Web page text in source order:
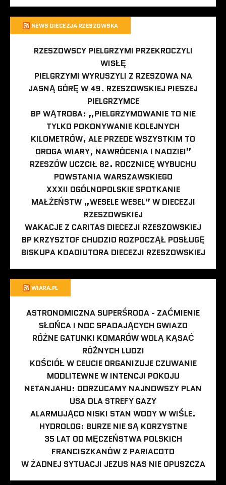
NEWS DIECEZJA RZESZOWSKA
RZESZOWSCY PIELGRZYMI PRZEKROCZYLI
WISŁĘ
PIELGRZYMI WYRUSZYLI Z RZESZOWA NA
JASNĄ GÓRĘ W 49. RZESZOWSKIEJ PIESZEJ
PIELGRZYMCE
BP WĄTROBA: „PIELGRZYMOWANIE TO NIE
TYLKO POKONYWANIE KOLEJNYCH
KILOMETRÓW, ALE PRZEDE WSZYSTKIM TO
DROGA WIARY, NAWRÓCENIA I NADZIEI”
RZESZÓW UCZCIŁ 82. ROCZNICĘ WYBUCHU
POWSTANIA WARSZAWSKIEGO
XXXII OGÓLNOPOLSKIE SPOTKANIE
MAŁŻEŃSTW „WESELE WESEL” W DIECEZJI
RZESZOWSKIEJ
WAKACJE Z CARITAS DIECEZJI RZESZOWSKIEJ
BP KRZYSZTOF CHUDZIO ROZPOCZĄŁ POSŁUGĘ
BISKUPA KOADIUTORA DIECEZJI RZESZOWSKIEJ
WIARA.PL
ASTRONOMICZNA SUPERŚRODA - ZAĆMIENIE
SŁOŃCA I NOC SPADAJĄCYCH GWIAZD
RÓŻNE GATUNKI KOMARÓW WOLĄ KĄSAĆ
RÓŻNYCH LUDZI
KOŚCIÓŁ W CEUCIE ORGANIZUJE CZUWANIE
MODLITEWNE W INTENCJI POKOJU
NETANJAHU: ODRZUCAMY NAJNOWSZY PLAN
USA DLA STREFY GAZY
ALARMUJĄCO NISKI STAN WODY W WIŚLE.
HYDROLOG: BURZE NIE SĄ KORZYSTNE
35 LAT OD MĘCZEŃSTWA POLSKICH
FRANCISZKANÓW Z PARIACOTO
W ŻADNEJ SYTUACJI JEZUS NAS NIE OPUSZCZA